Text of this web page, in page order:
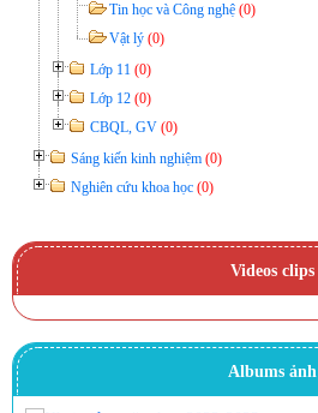
Tin học và Công nghệ (0)
Vật lý (0)
Lớp 11 (0)
Lớp 12 (0)
CBQL, GV (0)
Sáng kiến kinh nghiệm (0)
Nghiên cứu khoa học (0)
Videos clips
Albums ảnh